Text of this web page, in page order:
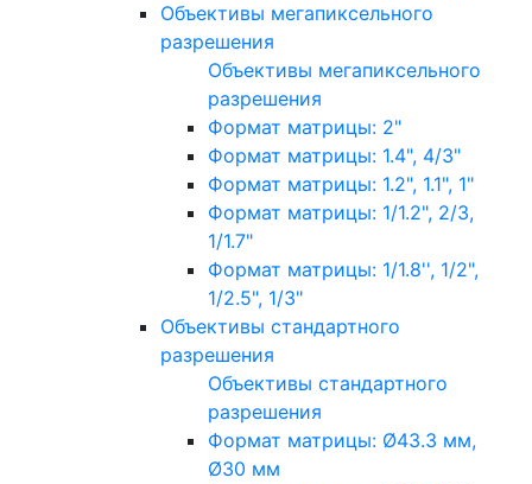
Объективы мегапиксельного
разрешения
Объективы мегапиксельного
разрешения
Формат матрицы: 2"
Формат матрицы: 1.4", 4/3"
Формат матрицы: 1.2", 1.1", 1"
Формат матрицы: 1/1.2", 2/3,
1/1.7"
Формат матрицы: 1/1.8'', 1/2",
1/2.5", 1/3"
Объективы стандартного
разрешения
Объективы стандартного
разрешения
Формат матрицы: Ø43.3 мм,
Ø30 мм